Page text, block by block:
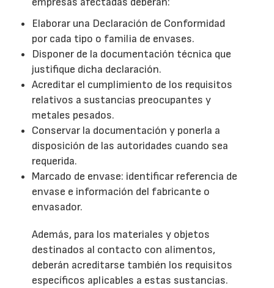
Elaborar una Declaración de Conformidad
por cada tipo o familia de envases.
Disponer de la documentación técnica que
justifique dicha declaración.
Acreditar el cumplimiento de los requisitos
relativos a sustancias preocupantes y
metales pesados.
Conservar la documentación y ponerla a
disposición de las autoridades cuando sea
requerida.
Marcado de envase: identificar referencia de
envase e información del fabricante o
envasador.
Además, para los materiales y objetos
destinados al contacto con alimentos,
deberán acreditarse también los requisitos
específicos aplicables a estas sustancias.